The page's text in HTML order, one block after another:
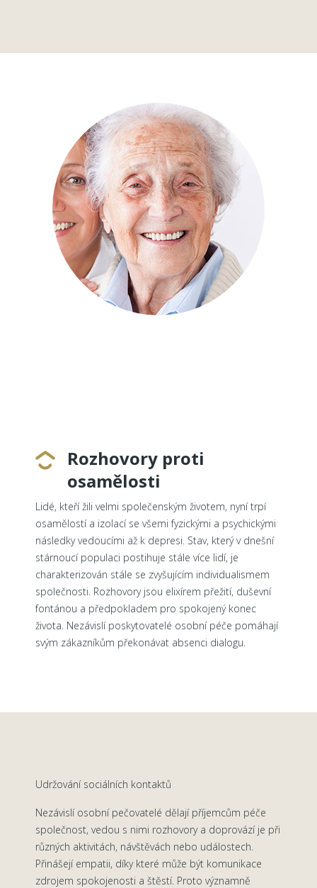
Rozhovory proti
osamělosti
Lidé, kteří žili velmi společenským životem, nyní trpí
osamělostí a izolací se všemi fyzickými a psychickými
následky vedoucími až k depresi. Stav, který v dnešní
stárnoucí populaci postihuje stále více lidí, je
charakterizován stále se zvyšujícím individualismem
společnosti. Rozhovory jsou elixírem přežití, duševní
fontánou a předpokladem pro spokojený konec
života. Nezávislí poskytovatelé osobní péče pomáhají
svým zákazníkům překonávat absenci dialogu.
Udržování sociálních kontaktů
Nezávislí osobní pečovatelé dělají příjemcům péče
společnost, vedou s nimi rozhovory a doprovází je při
různých aktivitách, návštěvách nebo událostech.
Přinášejí empatii, díky které může být komunikace
zdrojem spokojenosti a štěstí. Proto významně